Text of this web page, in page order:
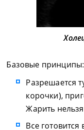
Базовые принципы:
Разрешается
корочки),
Жарить
Все